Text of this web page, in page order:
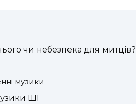
чи небезпека для митців?
музики
ШІ